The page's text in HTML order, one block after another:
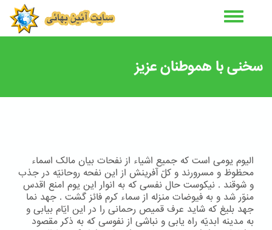
سخنی با هموطنان عزیز
اليوم يومی است که جميع اشياء از نفحات بيان مالک اسماء
محظوظ و مسرورند و کلّ آفرينش از اين نفحه روحانيّه در جذب
و شوقند . نيکوست حال نفسی که به انوار اين يوم امنع اقدس
منوّر شد و به فيوضات منزله از سماء کرم فائز گشت . جهد نما
جهد بليغ که شايد عرف قميص رحمانی را در اين ايّام بيابی و
به مدينه ابديّه راه يابی و نباشی از نفوسی که به ذکر مقصود